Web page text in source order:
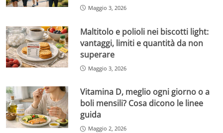
Maggio 3, 2026
Maltitolo e polioli nei biscotti light:
vantaggi, limiti e quantità da non
superare
Maggio 3, 2026
Vitamina D, meglio ogni giorno o a
boli mensili? Cosa dicono le linee
guida
Maggio 2, 2026